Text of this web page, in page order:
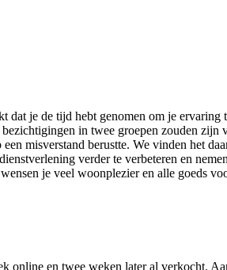
dat je de tijd hebt genomen om je
in twee groepen zouden
misverstand berustte. We vinden het
verder te verbeteren en
je veel woonplezier en alle goeds
online en twee weken later al verkocht.